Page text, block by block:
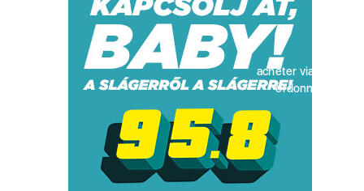
acheter viagra sans
ordonnance